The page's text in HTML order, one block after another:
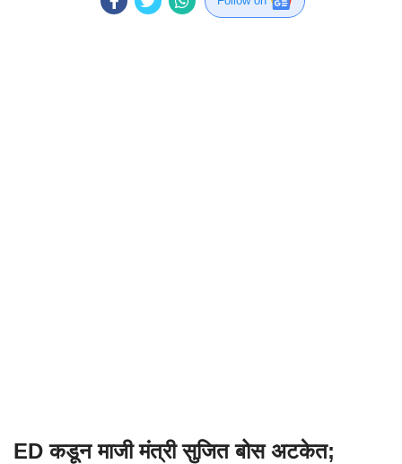
ED कडून माजी मंत्री सुजित बोस अटकेत;